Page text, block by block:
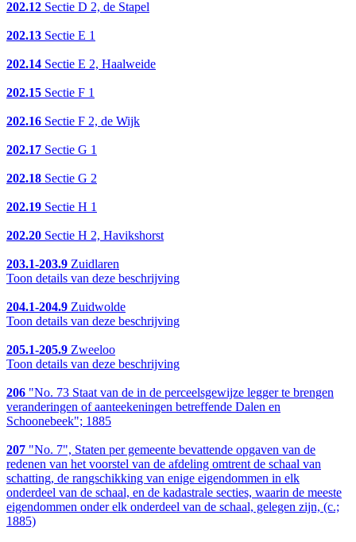
202.12 Sectie D 2, de Stapel
202.13 Sectie E 1
202.14 Sectie E 2, Haalweide
202.15 Sectie F 1
202.16 Sectie F 2, de Wijk
202.17 Sectie G 1
202.18 Sectie G 2
202.19 Sectie H 1
202.20 Sectie H 2, Havikshorst
203.1-203.9 Zuidlaren
Toon details van deze beschrijving
204.1-204.9 Zuidwolde
Toon details van deze beschrijving
205.1-205.9 Zweeloo
Toon details van deze beschrijving
206 "No. 73 Staat van de in de perceelsgewijze legger te brengen
veranderingen of aanteekeningen betreffende Dalen en
Schoonebeek"; 1885
207 "No. 7", Staten per gemeente bevattende opgaven van de
redenen van het voorstel van de afdeling omtrent de schaal van
schatting, de rangschikking van enige eigendommen in elk
onderdeel van de schaal, en de kadastrale secties, waarin de meeste
eigendommen onder elk onderdeel van de schaal, gelegen zijn, (c.;
1885)